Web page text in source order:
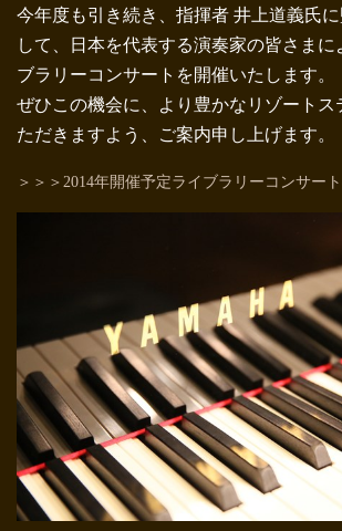
今年度も引き続き、指揮者 井上道義氏
して、日本を代表する演奏家の皆さまに
ブラリーコンサートを開催いたします。
ぜひこの機会に、より豊かなリゾートス
ただきますよう、ご案内申し上げます。
＞＞＞2014年開催予定ライブラリーコンサー